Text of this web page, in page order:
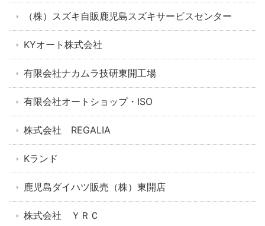
（株）スズキ自販鹿児島スズキサービスセンター
KYオート株式会社
有限会社ナカムラ技研東開工場
有限会社オートショップ・ISO
株式会社 REGALIA
Kランド
鹿児島ダイハツ販売（株）東開店
株式会社 ＹＲＣ